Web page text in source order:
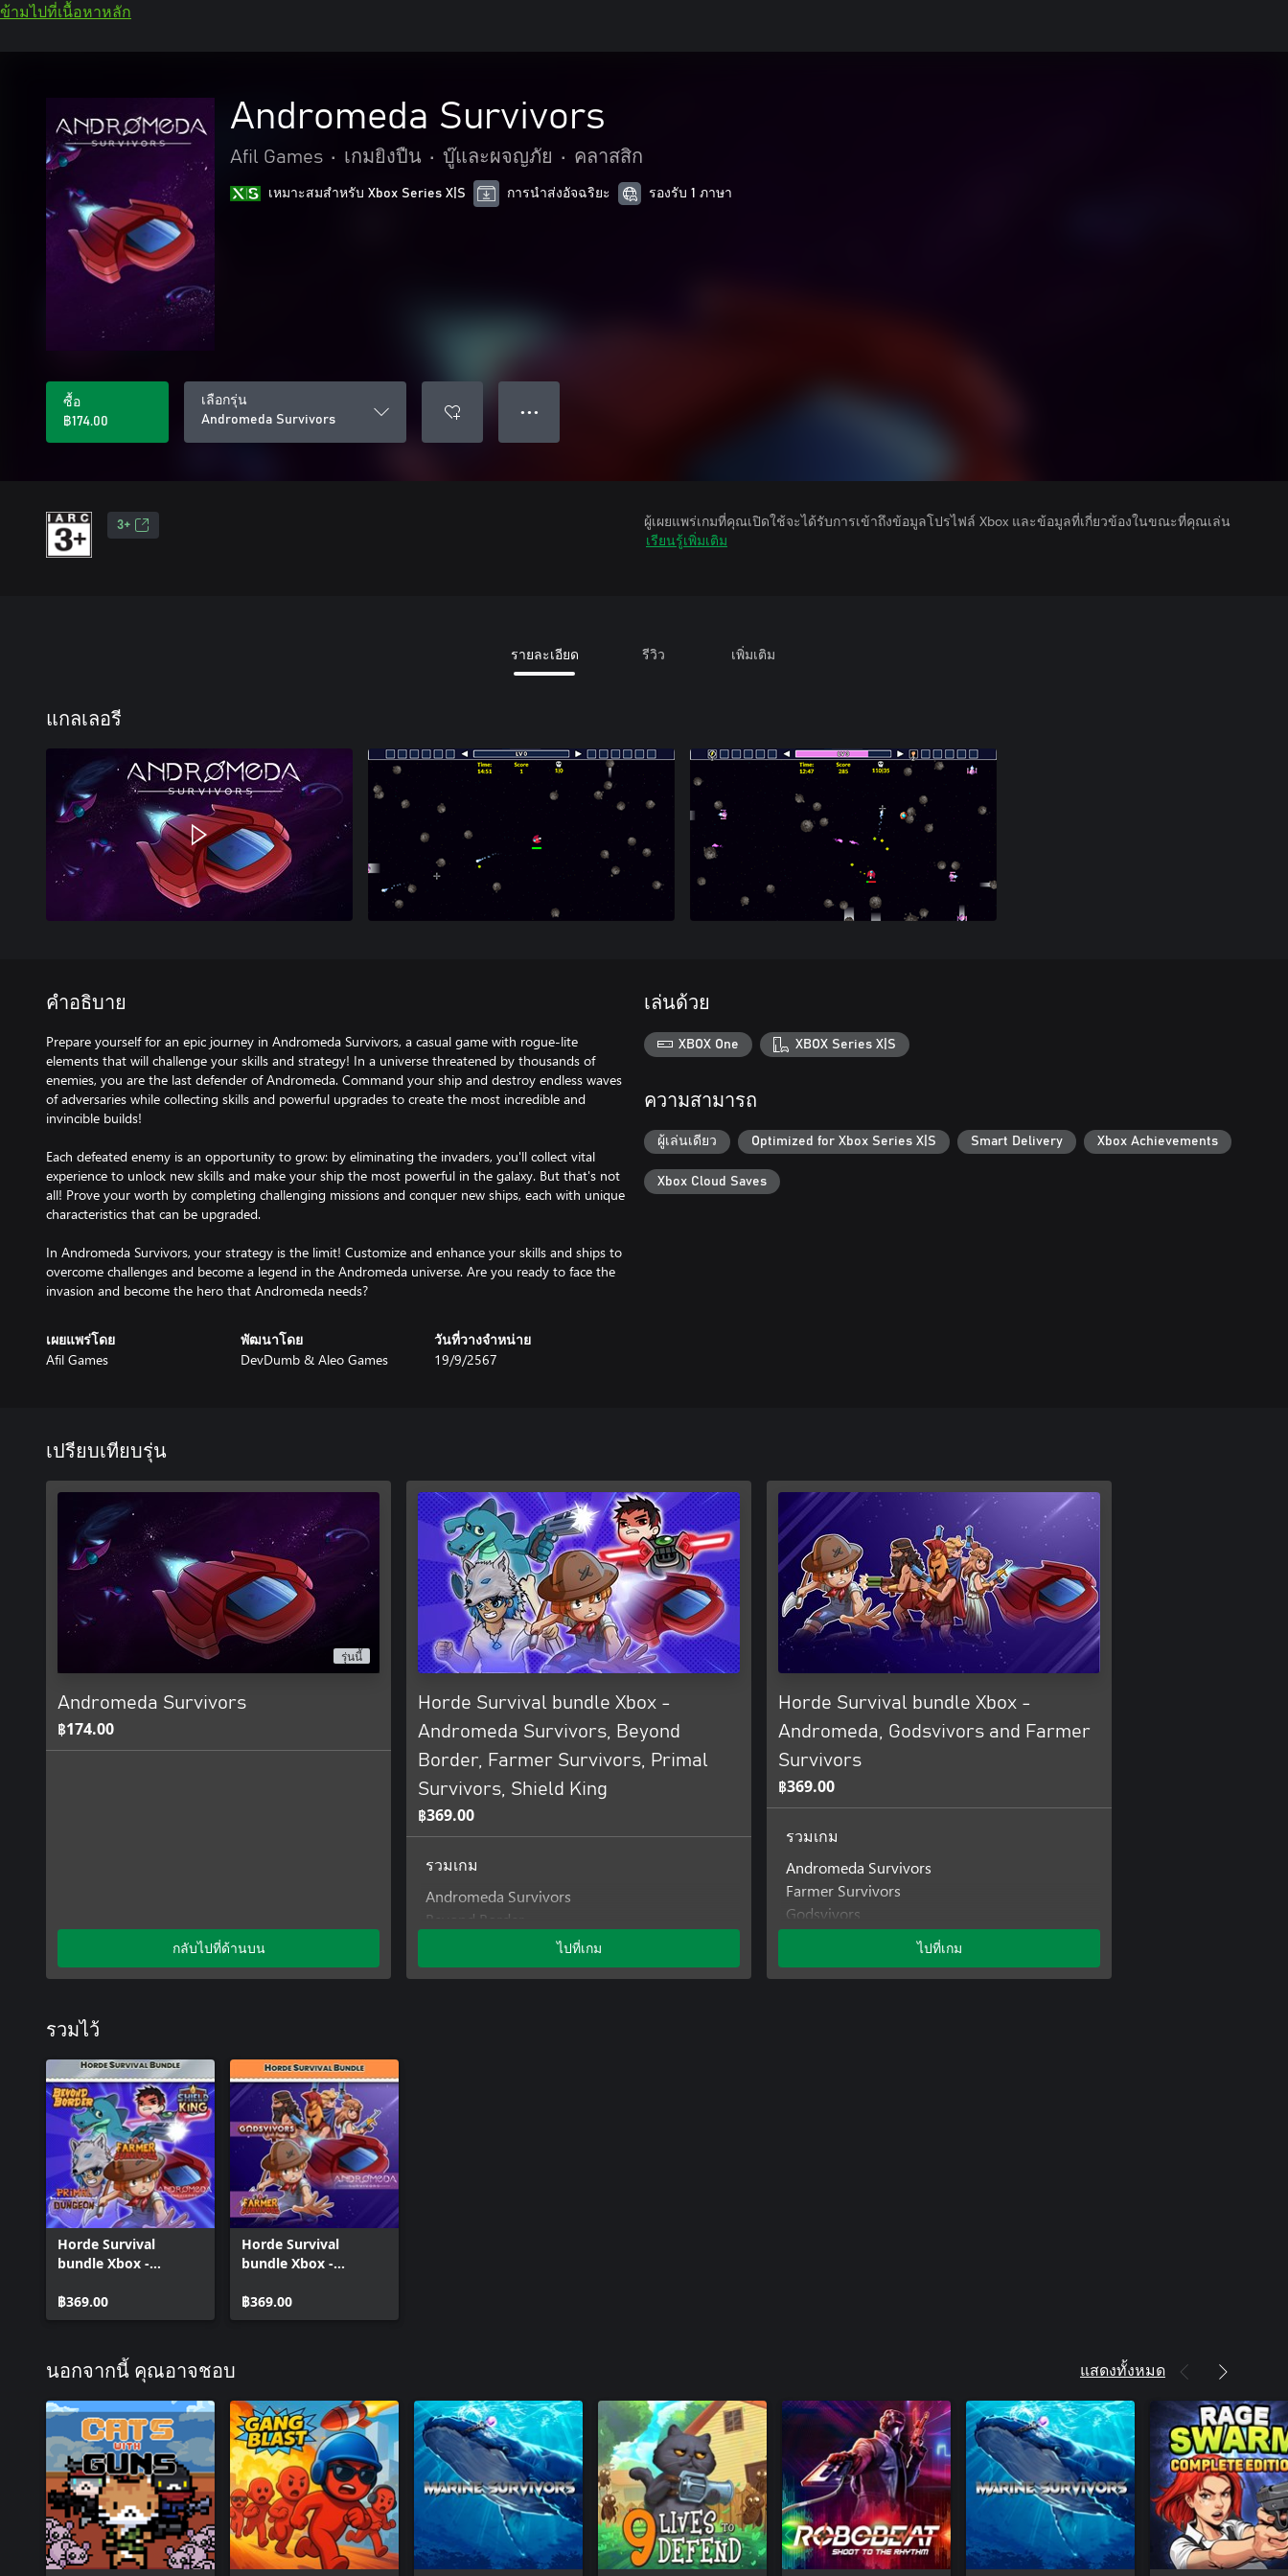
ข้ามไปที่เนื้อหาหลัก
Andromeda Survivors
Afil Games • เกมยิงปืน • บู๊และผจญภัย • คลาสสิก
เหมาะสมสําหรับ Xbox Series X|S การนำส่งอัจฉริยะ รองรับ 1 ภาษา
ซื้อ
฿174.00
เลือกรุ่น
Andromeda Survivors
● ● ●
3+
ผู้เผยแพร่เกมที่คุณเปิดใช้จะได้รับการเข้าถึงข้อมูลโปรไฟล์ Xbox และข้อมูลที่เกี่ยวข้องในขณะที่คุณเล่น
เรียนรู้เพิ่มเติม
รายละเอียด รีวิว เพิ่มเติม
แกลเลอรี
คำอธิบาย
Prepare yourself for an epic journey in Andromeda Survivors, a casual game with rogue-lite
elements that will challenge your skills and strategy! In a universe threatened by thousands of
enemies, you are the last defender of Andromeda. Command your ship and destroy endless waves
of adversaries while collecting skills and powerful upgrades to create the most incredible and
invincible builds!
Each defeated enemy is an opportunity to grow: by eliminating the invaders, you'll collect vital
experience to unlock new skills and make your ship the most powerful in the galaxy. But that's not
all! Prove your worth by completing challenging missions and conquer new ships, each with unique
characteristics that can be upgraded.
In Andromeda Survivors, your strategy is the limit! Customize and enhance your skills and ships to
overcome challenges and become a legend in the Andromeda universe. Are you ready to face the
invasion and become the hero that Andromeda needs?
เผยแพร่โดย
Afil Games
พัฒนาโดย
DevDumb & Aleo Games
วันที่วางจำหน่าย
19/9/2567
เล่นด้วย
XBOX One XBOX Series X|S
ความสามารถ
ผู้เล่นเดียว Optimized for Xbox Series X|S Smart Delivery Xbox Achievements
Xbox Cloud Saves
เปรียบเทียบรุ่น
รุ่นนี้
Andromeda Survivors
฿174.00
กลับไปที่ด้านบน
Horde Survival bundle Xbox -
Andromeda Survivors, Beyond
Border, Farmer Survivors, Primal
Survivors, Shield King
฿369.00
รวมเกม
Andromeda Survivors
Beyond Border
Primal Survivors
ไปที่เกม
Horde Survival bundle Xbox -
Andromeda, Godsvivors and Farmer
Survivors
฿369.00
รวมเกม
Andromeda Survivors
Farmer Survivors
Godsvivors
ไปที่เกม
รวมไว้
Horde Survival
bundle Xbox -
Survivors, Beyond
Border, Farmer
Survivors, Shield King
฿369.00
Horde Survival
bundle Xbox -
Godsvivors and
Farmer Survivors
฿369.00
นอกจากนี้ คุณอาจชอบ แสดงทั้งหมด